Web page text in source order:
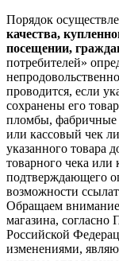
Порядок
качества,
посещении,
потребителей»
проводится, если
сохранены его
пломбы, фабричные
или кассовый чек
указанного товара
товарного чека или
подтверждающего
возможности
Обращаем
магазина, согласно
Российской
изменениями,